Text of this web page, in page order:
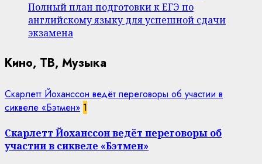
Полный план подготовки к ЕГЭ по
английскому языку для успешной сдачи
экзамена
Кино, ТВ, Музыка
Скарлетт Йоханссон ведёт переговоры об участии в
сиквеле «Бэтмен» 1
Скарлетт Йоханссон ведёт переговоры об
участии в сиквеле «Бэтмен»